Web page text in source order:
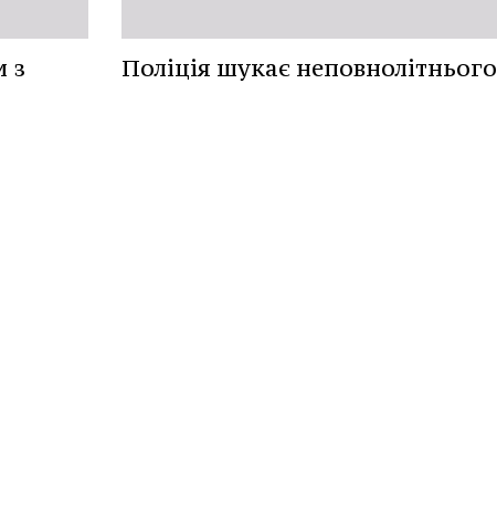
з
Поліція шукає неповнолітнього